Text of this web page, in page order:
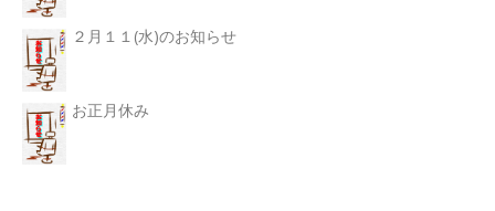
２月１１(水)のお知らせ
お正月休み